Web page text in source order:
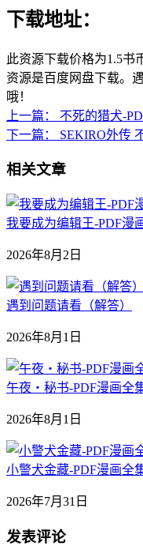
下载地址：
此资源下载价格为1.5书
资源是百度网盘下载。
哦！
上一篇：
不死的猎犬-
下一篇：
SEKIRO外传
相关文章
我要成为编辑王-PDF漫
2026年8月2日
遇到问题请看（解答）
2026年8月1日
午夜‧秘书-PDF漫画全
2026年8月1日
小警犬金藏-PDF漫画全
2026年7月31日
发表评论